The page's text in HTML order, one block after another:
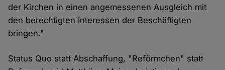
der Kirchen in einen angemessenen Ausgleich mit
den berechtigten Interessen der Beschäftigten
bringen."
Status Quo statt Abschaffung, "Reförmchen" statt